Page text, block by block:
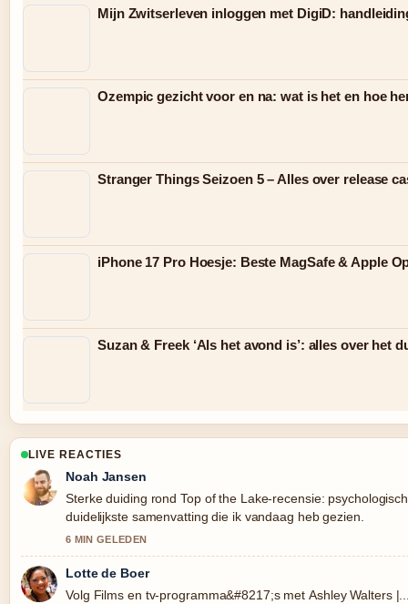
Mijn Zwitserleven inloggen met DigiD:
Ozempic gezicht voor en na: wat is het en hoe
Stranger Things Seizoen 5 – Alles over release
iPhone 17 Pro Hoesje: Beste MagSafe & Apple
Suzan & Freek ‘Als het avond is’: alles over het
LIVE REACTIES
Noah Jansen
Sterke duiding rond Top of the Lake-recensie:
duidelijkste samenvatting die ik vandaag heb gezien.
6 MIN GELEDEN
Lotte de Boer
Volg Films en tv-programma&#8217;s met Ashley Walters